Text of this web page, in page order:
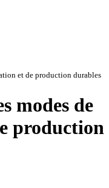
et de production durables
modes de
production